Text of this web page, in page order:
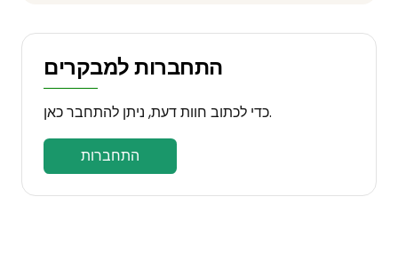
התחברות למבקרים
כדי לכתוב חוות דעת, ניתן להתחבר כאן.
התחברות